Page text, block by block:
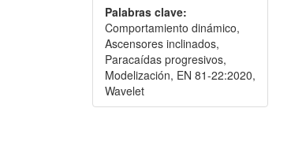
Palabras clave:
Comportamiento dinámico,
Ascensores inclinados,
Paracaídas progresivos,
Modelización, EN 81-22:2020,
Wavelet